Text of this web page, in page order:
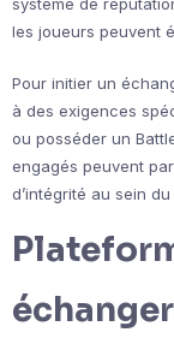
les joueurs peuvent
Pour initier un
à des exigences
ou posséder un
engagés peuvent
d’intégrité au sein